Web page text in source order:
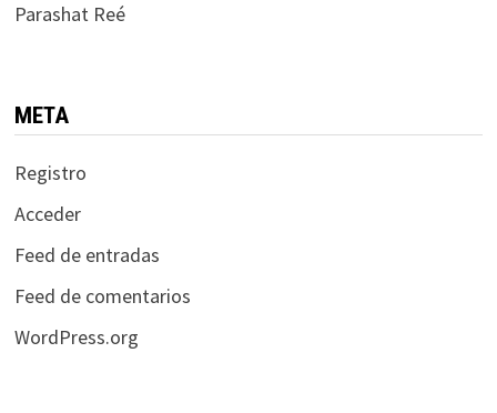
Parashat Reé
META
Registro
Acceder
Feed de entradas
Feed de comentarios
WordPress.org